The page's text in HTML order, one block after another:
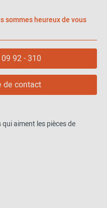
de 15,5 cm. Le poids total
sommes heureux de vous
92 - 310
de contact
aiment les pièces de